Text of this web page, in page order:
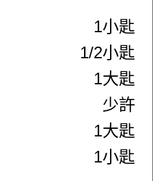
1小匙
1/2小匙
1大匙
少許
1大匙
1小匙